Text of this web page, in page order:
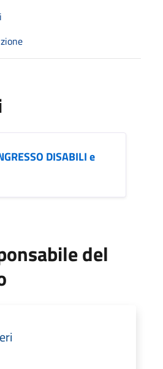
DISABILI e
del